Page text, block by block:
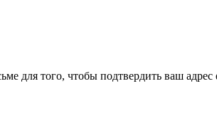
для того, чтобы подтвердить ваш